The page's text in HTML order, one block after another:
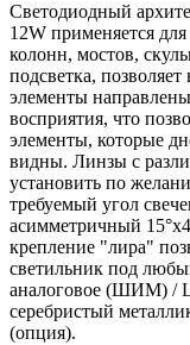
Светодиодный
12W применяется
колонн, мостов,
подсветка,
элементы
восприятия, что
элементы, которые
видны. Линзы с
установить по
требуемый угол
асимметричный
крепление "лира"
светильник под
аналоговое (ШИМ) /
серебристый
(опция).